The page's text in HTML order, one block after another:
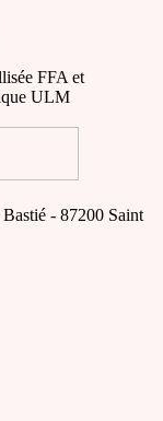
FFA et
ULM
- 87200 Saint